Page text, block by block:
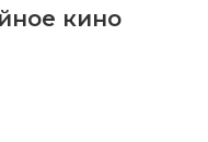
кино